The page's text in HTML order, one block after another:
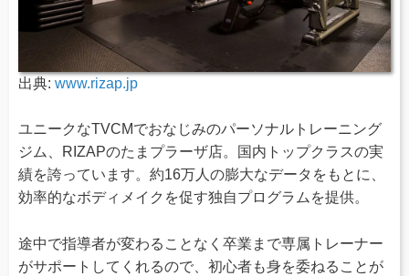
出典: www.rizap.jp
ユニークなTVCMでおなじみのパーソナルトレーニング
ジム、RIZAPのたまプラーザ店。国内トップクラスの実
績を誇っています。約16万人の膨大なデータをもとに、
効率的なボディメイクを促す独自プログラムを提供。
途中で指導者が変わることなく卒業まで専属トレーナー
がサポートしてくれるので、初心者も身を委ねることが